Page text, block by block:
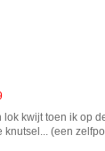
kwijt toen ik op
(een